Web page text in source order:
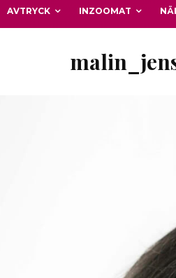
AVTRYCK INZOOMAT